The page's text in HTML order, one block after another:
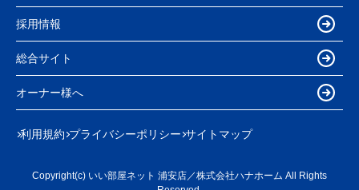
採用情報
総合サイト
オーナー様へ
利用規約 プライバシーポリシー サイトマップ
Copyright(c) いい部屋ネット 浦安店／株式会社ハナホーム All Rights